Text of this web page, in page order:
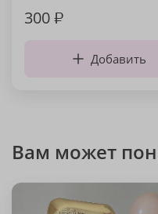
300₽
Добавить
Вам может